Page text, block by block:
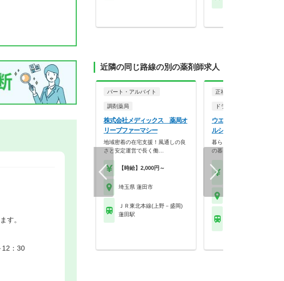
す。
12：30
近隣の同じ路線の別の薬剤師求人
パート・アルバイト
調剤薬局
株式会社メディックス 薬局オ
リーブファーマシー
地域密着の在宅支援！風通しの良
さと安定運営で長く働…
【時給】2,000円～
埼玉県 蓮田市
ＪＲ東北本線(上野－盛岡)
蓮田駅
正社員
ドラッグストア（調剤併設
ウエルシア薬局株式会社
ルシア蓮田黒浜店
暮らしを支える仕事だから、
の暮らしも大切に。業…